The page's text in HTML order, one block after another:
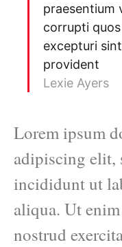
praesentium
corrupti
excepturi
provident
Lexie Ayers
Lorem ipsum
adipiscing elit,
incididunt ut
aliqua. Ut
nostrud